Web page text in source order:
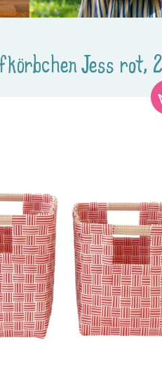
Jess rot,